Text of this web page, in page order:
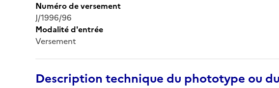
Numéro de versement
J/1996/96
Modalité d'entrée
Versement
Description technique du phototype ou